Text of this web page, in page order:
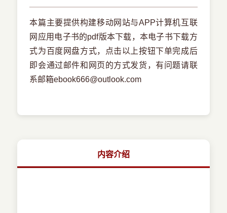
本篇主要提供构建移动网站与APP计算机互联
网应用电子书的pdf版本下载，本电子书下载方
式为百度网盘方式，点击以上按钮下单完成后
即会通过邮件和网页的方式发货，有问题请联
系邮箱ebook666@outlook.com
内容介绍